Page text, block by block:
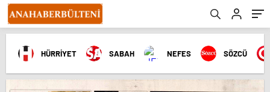
HÜRRİYET SABAH NEFES SÖZCÜ